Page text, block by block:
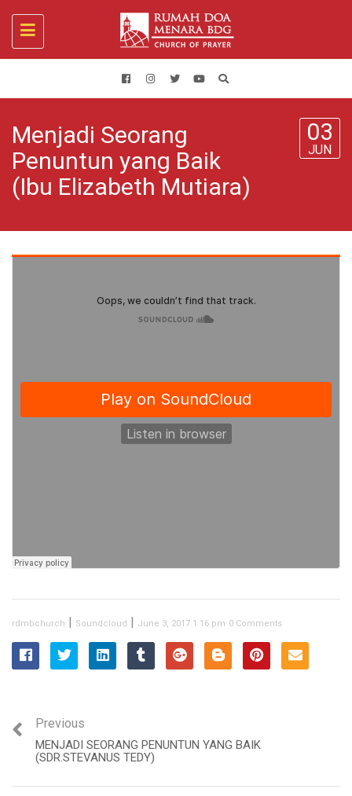
Toggle
navigation
Menjadi Seorang
Penuntun yang Baik
(Ibu Elizabeth Mutiara)
03
JUN
rdmbchurch | Soundcloud | June 3, 2017 1:16 pm 0 Comments
Previous
MENJADI SEORANG PENUNTUN YANG BAIK
(SDR.STEVANUS TEDY)